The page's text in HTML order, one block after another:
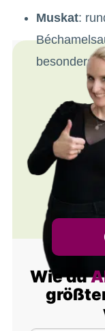
Muskat:
besonders
Wie du